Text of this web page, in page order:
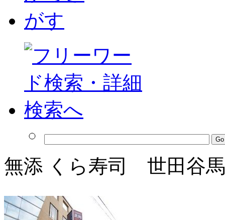
無添 くら寿司 世田谷